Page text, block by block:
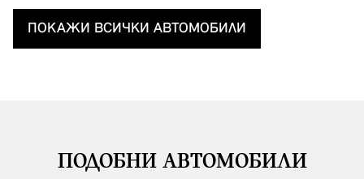
ПОКАЖИ ВСИЧКИ АВТОМОБИЛИ
ПОДОБНИ АВТОМОБИЛИ